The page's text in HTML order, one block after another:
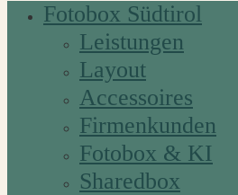
Fotobox Südtirol
Leistungen
Layout
Accessoires
Firmenkunden
Fotobox & KI
Sharedbox